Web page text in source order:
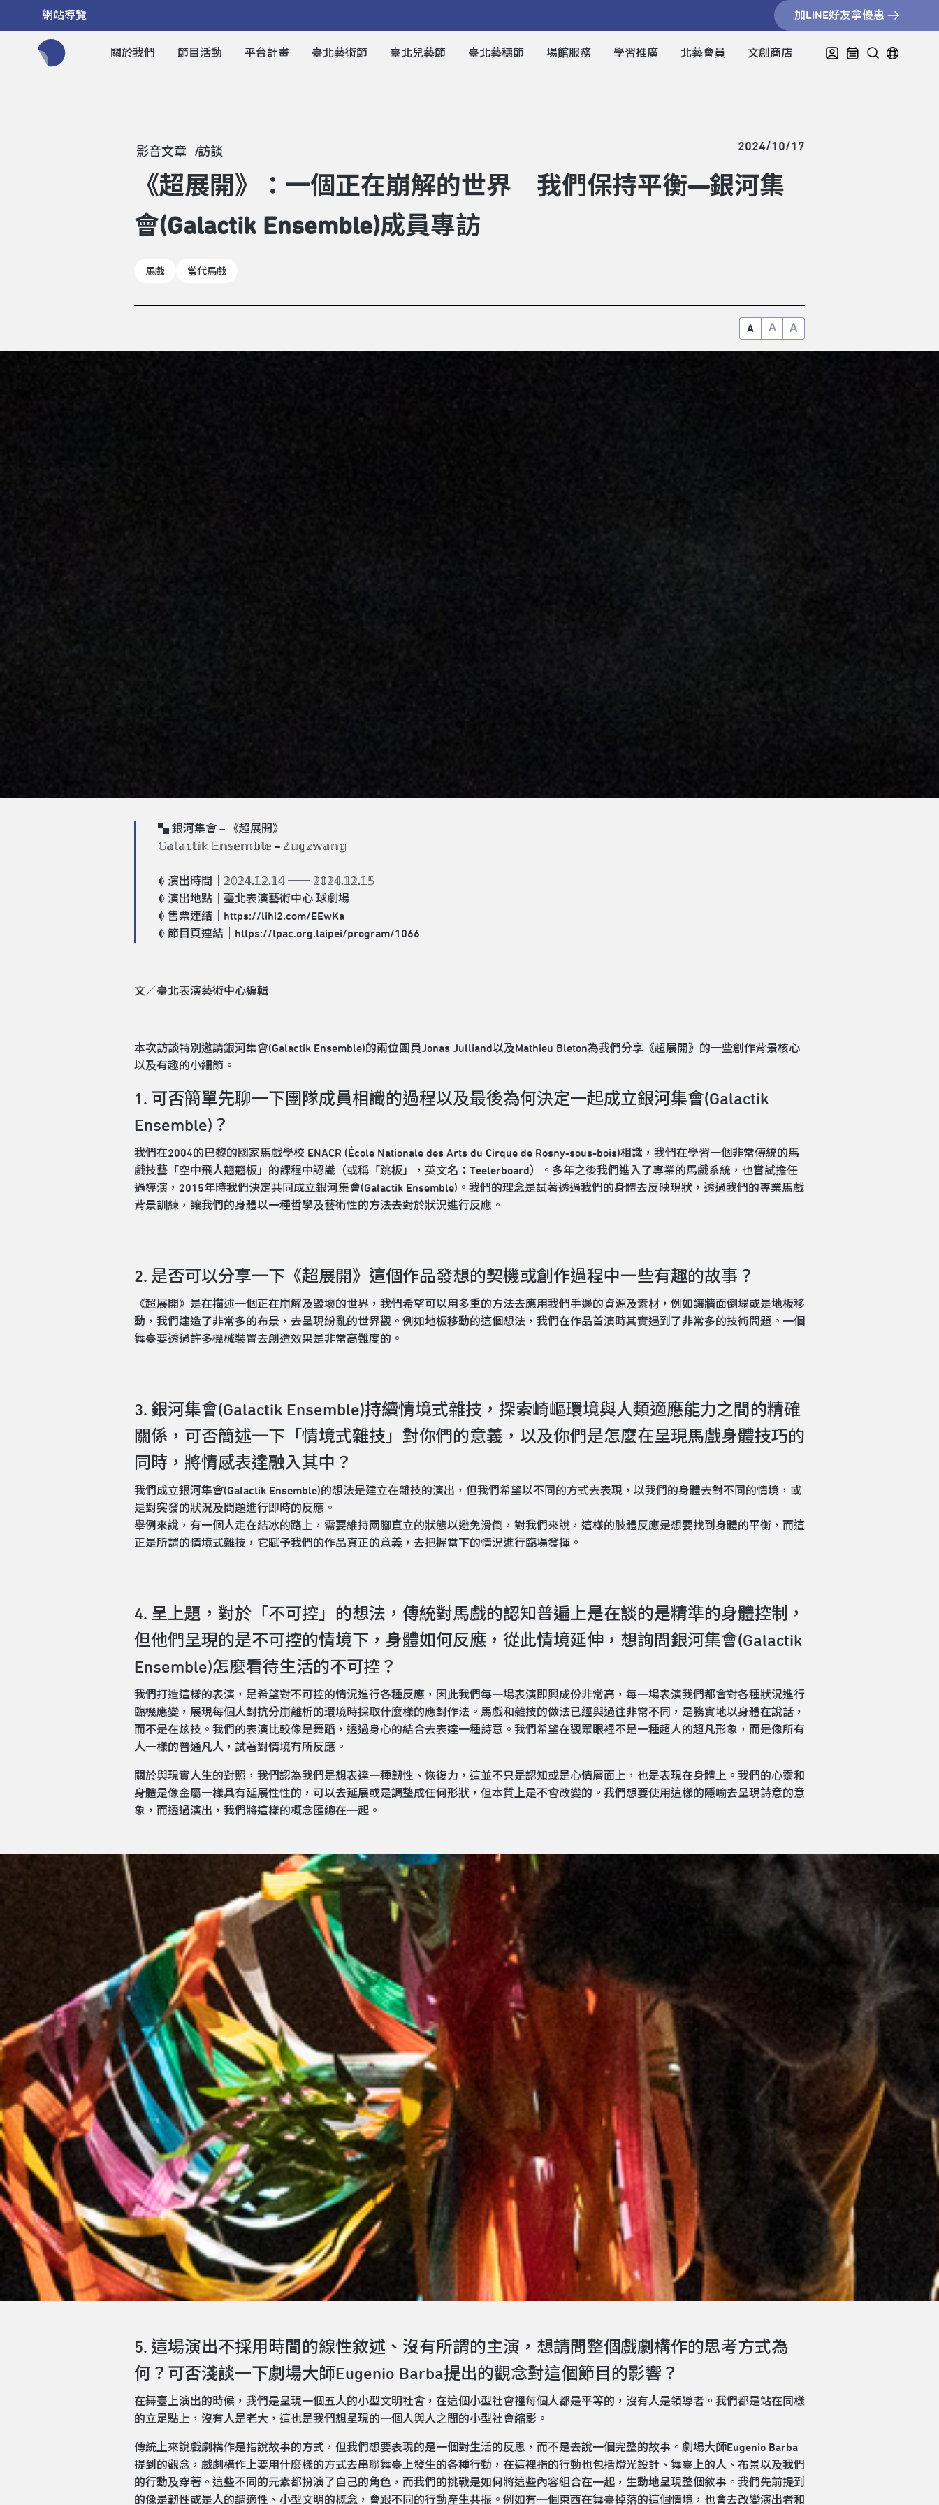
網站導覽 加LINE好友拿優惠
關於我們 節目活動 平台計畫 臺北藝術節 臺北兒藝節 臺北藝穗節 場館服務 學習推廣 北藝會員 文創商店
影音文章 訪談 2024/10/17
《超展開》：一個正在崩解的世界 我們保持平衡—銀河集
會(Galactik Ensemble)成員專訪
馬戲 當代馬戲
A A A
▚ 銀河集會 – 《超展開》
𝔾𝕒𝕝𝕒𝕔𝕥𝕚𝕜 𝔼𝕟𝕤𝕖𝕞𝕓𝕝𝕖 – ℤ𝕦𝕘𝕫𝕨𝕒𝕟𝕘
𖥑 演出時間｜𝟚𝟘𝟚𝟜.𝟙𝟚.𝟙𝟜 ── 𝟚𝟘𝟚𝟜.𝟙𝟚.𝟙𝟝
𖥑 演出地點｜臺北表演藝術中心 球劇場
𖥑 售票連結｜ https://lihi2.com/EEwKa
𖥑 節目頁連結｜ https://tpac.org.taipei/program/1066
文／臺北表演藝術中心編輯
本次訪談特別邀請銀河集會(Galactik Ensemble)的兩位團員Jonas Julliand以及Mathieu Bleton為我們分享《超展開》的一些創作背景核心
以及有趣的小細節。
1. 可否簡單先聊一下團隊成員相識的過程以及最後為何決定一起成立銀河集會(Galactik
Ensemble)？
我們在2004的巴黎的國家馬戲學校 ENACR (École Nationale des Arts du Cirque de Rosny-sous-bois)相識，我們在學習一個非常傳統的馬
戲技藝「空中飛人翹翹板」的課程中認識（或稱「跳板」，英文名：Teeterboard）。多年之後我們進入了專業的馬戲系統，也嘗試擔任
過導演，2015年時我們決定共同成立銀河集會(Galactik Ensemble)。我們的理念是試著透過我們的身體去反映現狀，透過我們的專業馬戲
背景訓練，讓我們的身體以一種哲學及藝術性的方法去對於狀況進行反應。
2. 是否可以分享一下《超展開》這個作品發想的契機或創作過程中一些有趣的故事？
《超展開》是在描述一個正在崩解及毀壞的世界，我們希望可以用多重的方法去應用我們手邊的資源及素材，例如讓牆面倒塌或是地板移
動，我們建造了非常多的布景，去呈現紛亂的世界觀。例如地板移動的這個想法，我們在作品首演時其實遇到了非常多的技術問題。一個
舞臺要透過許多機械裝置去創造效果是非常高難度的。
3. 銀河集會(Galactik Ensemble)持續情境式雜技，探索崎嶇環境與人類適應能力之間的精確
關係，可否簡述一下「情境式雜技」對你們的意義，以及你們是怎麼在呈現馬戲身體技巧的
同時，將情感表達融入其中？
我們成立銀河集會(Galactik Ensemble)的想法是建立在雜技的演出，但我們希望以不同的方式去表現，以我們的身體去對不同的情境，或
是對突發的狀況及問題進行即時的反應。
舉例來說，有一個人走在結冰的路上，需要維持兩腳直立的狀態以避免滑倒，對我們來說，這樣的肢體反應是想要找到身體的平衡，而這
正是所謂的情境式雜技，它賦予我們的作品真正的意義，去把握當下的情況進行臨場發揮。
4. 呈上題，對於「不可控」的想法，傳統對馬戲的認知普遍上是在談的是精準的身體控制，
但他們呈現的是不可控的情境下，身體如何反應，從此情境延伸，想詢問銀河集會(Galactik
Ensemble)怎麼看待生活的不可控？
我們打造這樣的表演，是希望對不可控的情況進行各種反應，因此我們每一場表演即興成份非常高，每一場表演我們都會對各種狀況進行
臨機應變，展現每個人對抗分崩離析的環境時採取什麼樣的應對作法。馬戲和雜技的做法已經與過往非常不同，是務實地以身體在說話，
而不是在炫技。我們的表演比較像是舞蹈，透過身心的結合去表達一種詩意。我們希望在觀眾眼裡不是一種超人的超凡形象，而是像所有
人一樣的普通凡人，試著對情境有所反應。
關於與現實人生的對照，我們認為我們是想表達一種韌性、恢復力，這並不只是認知或是心情層面上，也是表現在身體上。我們的心靈和
身體是像金屬一樣具有延展性性的，可以去延展或是調整成任何形狀，但本質上是不會改變的。我們想要使用這樣的隱喻去呈現詩意的意
象，而透過演出，我們將這樣的概念匯總在一起。
5. 這場演出不採用時間的線性敘述、沒有所謂的主演，想請問整個戲劇構作的思考方式為
何？可否淺談一下劇場大師Eugenio Barba提出的觀念對這個節目的影響？
在舞臺上演出的時候，我們是呈現一個五人的小型文明社會，在這個小型社會裡每個人都是平等的，沒有人是領導者。我們都是站在同樣
的立足點上，沒有人是老大，這也是我們想呈現的一個人與人之間的小型社會縮影。
傳統上來說戲劇構作是指說故事的方式，但我們想要表現的是一個對生活的反思，而不是去說一個完整的故事。劇場大師Eugenio Barba
提到的觀念，戲劇構作上要用什麼樣的方式去串聯舞臺上發生的各種行動，在這裡指的行動也包括燈光設計、舞臺上的人、布景以及我們
的行動及穿著。這些不同的元素都扮演了自己的角色，而我們的挑戰是如何將這些內容組合在一起，生動地呈現整個敘事。我們先前提到
的像是韌性或是人的調適性、小型文明的概念，會跟不同的行動產生共振。例如有一個東西在舞臺掉落的這個情境，也會去改變演出者和